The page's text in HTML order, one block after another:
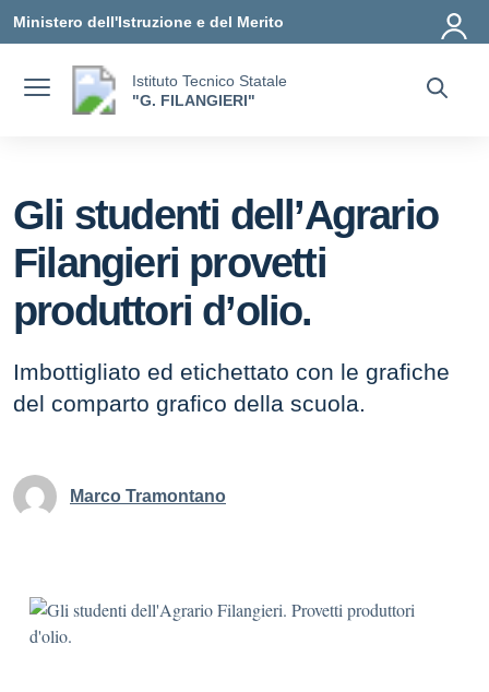
Ministero dell'Istruzione e del Merito
Istituto Tecnico Statale
"G. FILANGIERI"
Gli studenti dell’Agrario
Filangieri provetti
produttori d’olio.
Imbottigliato ed etichettato con le grafiche
del comparto grafico della scuola.
Marco Tramontano